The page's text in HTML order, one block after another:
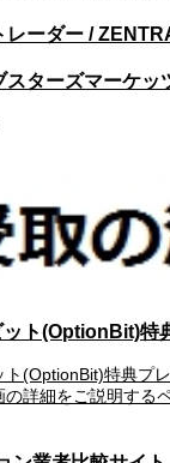
レーダー /
スターズマーケッ
ト(OptionBit)特
ト(OptionBit)特典プ
の詳細をご説明する